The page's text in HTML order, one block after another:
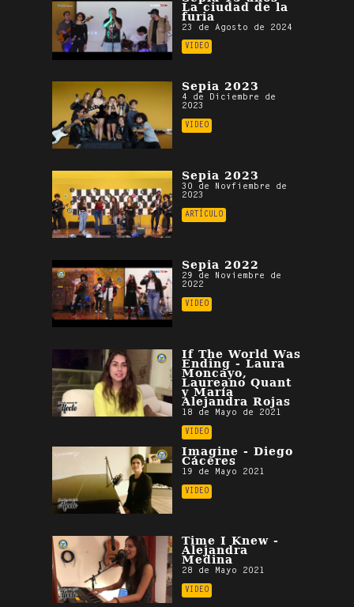
La ciudad de la
furia
23 de Agosto de 2024
VIDEO
Sepia 2023
4 de Diciembre de
2023
VIDEO
Sepia 2023
30 de Novfiembre de
2023
ARTÍCULO
Sepia 2022
29 de Noviembre de
2022
VIDEO
If The World Was
Ending - Laura
Moncayo,
Laureano Quant
y María
Alejandra Rojas
18 de Mayo de 2021
VIDEO
Imagine - Diego
Cáceres
19 de Mayo 2021
VIDEO
Time I Knew -
Alejandra
Medina
28 de Mayo 2021
VIDEO